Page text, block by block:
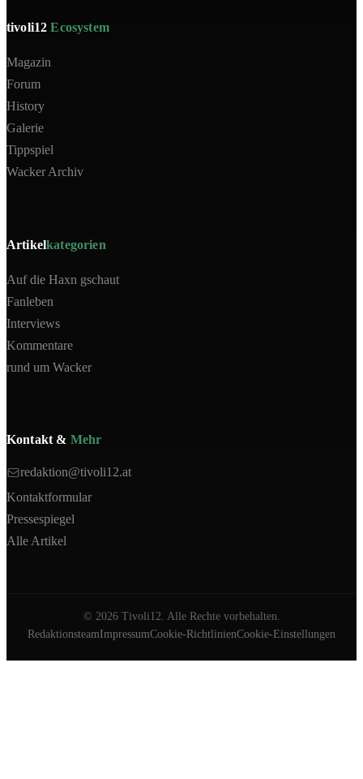
tivoli12Ecosystem
Magazin
Forum
History
Galerie
Tippspiel
Wacker Archiv
Artikelkategorien
Auf die Haxn gschaut
Fanleben
Interviews
Kommentare
rund um Wacker
Kontakt & Mehr
redaktion@tivoli12.at
Kontaktformular
Pressespiegel
Alle Artikel
© 2026Tivoli12. Alle Rechte vorbehalten.
RedaktionsteamImpressumCookie-RichtlinienCookie-Einstellungen